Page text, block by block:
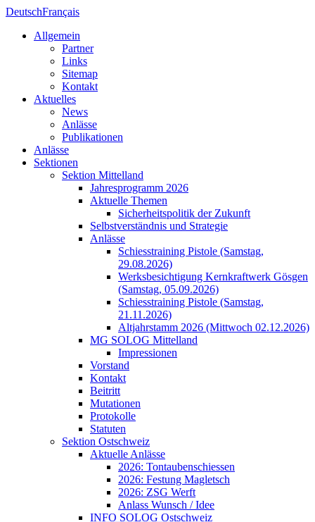
DeutschFrançais
Allgemein
Partner
Links
Sitemap
Kontakt
Aktuelles
News
Anlässe
Publikationen
Anlässe
Sektionen
Sektion Mittelland
Jahresprogramm 2026
Aktuelle Themen
Sicherheitspolitik der Zukunft
Selbstverständnis und Strategie
Anlässe
Schiesstraining Pistole (Samstag,
29.08.2026)
Werksbesichtigung Kernkraftwerk Gösgen
(Samstag, 05.09.2026)
Schiesstraining Pistole (Samstag,
21.11.2026)
Altjahrstamm 2026 (Mittwoch 02.12.2026)
MG SOLOG Mittelland
Impressionen
Vorstand
Kontakt
Beitritt
Mutationen
Protokolle
Statuten
Sektion Ostschweiz
Aktuelle Anlässe
2026: Tontaubenschiessen
2026: Festung Magletsch
2026: ZSG Werft
Anlass Wunsch / Idee
INFO SOLOG Ostschweiz